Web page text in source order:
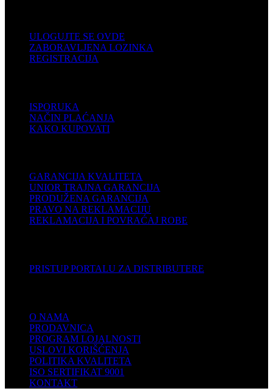
ULOGUJTE SE OVDE
ZABORAVLJENA LOZINKA
REGISTRACIJA
ISPORUKA
NAČIN PLAĆANJA
KAKO KUPOVATI
GARANCIJA KVALITETA
UNIOR TRAJNA GARANCIJA
PRODUŽENA GARANCIJA
PRAVO NA REKLAMACIJU
REKLAMACIJA I POVRAĆAJ ROBE
PRISTUP PORTALU ZA DISTRIBUTERE
O NAMA
PRODAVNICA
PROGRAM LOJALNOSTI
USLOVI KORIŠĆENJA
POLITIKA KVALITETA
ISO SERTIFIKAT 9001
KONTAKT